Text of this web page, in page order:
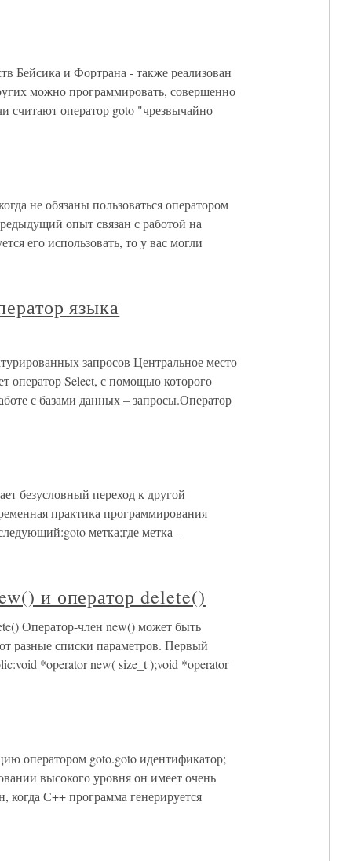
и Фортрана - также реализован
можно программировать, совершенно
считают оператор goto "чрезвычайно
не обязаны пользоваться оператором
опыт связан с работой на
его использовать, то у вас могли
языка
запросов Центральное место
оператор Select, с помощью которого
с базами данных – запросы.Оператор
безусловный переход к другой
практика программирования
метка;где метка –
и оператор delete()
Оператор-член new() может быть
разные списки параметров. Первый
*operator new( size_t );void *operator
оператором goto.goto идентификатор;
высокого уровня он имеет очень
С++ программа генерируется